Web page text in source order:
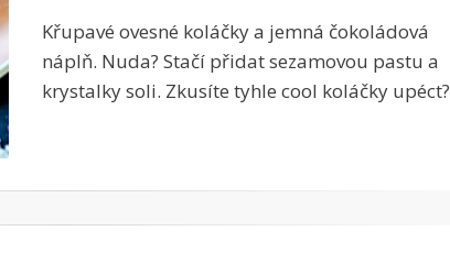
Křupavé ovesné koláčky a jemná čokoládová
náplň. Nuda? Stačí přidat sezamovou pastu a
krystalky soli. Zkusíte tyhle cool koláčky upéct?